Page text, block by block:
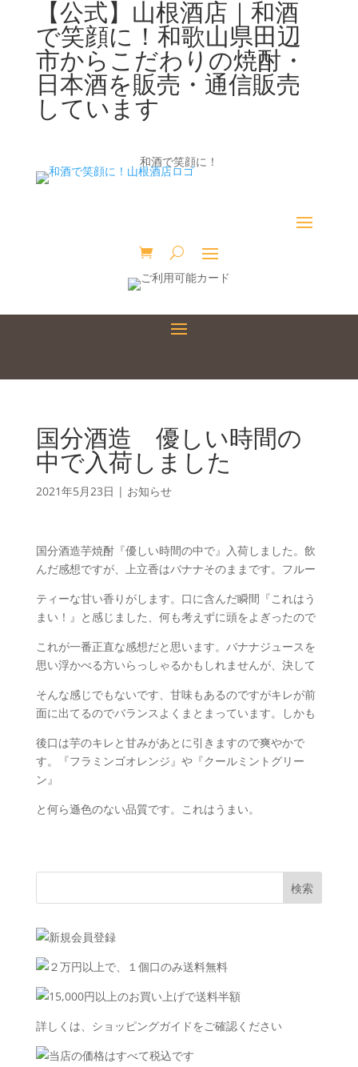
【公式】山根酒店｜和酒
で笑顔に！和歌山県田辺
市からこだわりの焼酎・
日本酒を販売・通信販売
しています
和酒で笑顔に！
国分酒造 優しい時間の
中で入荷しました
2021年5月23日 | お知らせ
国分酒造芋焼酎『優しい時間の中で』入荷しました。飲
んだ感想ですが、上立香はバナナそのままです。フルー
ティーな甘い香りがします。口に含んだ瞬間『これはう
まい！』と感じました、何も考えずに頭をよぎったので
これが一番正直な感想だと思います。バナナジュースを
思い浮かべる方いらっしゃるかもしれませんが、決して
そんな感じでもないです、甘味もあるのですがキレが前
面に出てるのでバランスよくまとまっています。しかも
後口は芋のキレと甘みがあとに引きますので爽やかで
す。『フラミンゴオレンジ』や『クールミントグリー
ン』
と何ら遜色のない品質です。これはうまい。
詳しくは、 ショッピングガイドをご確認ください